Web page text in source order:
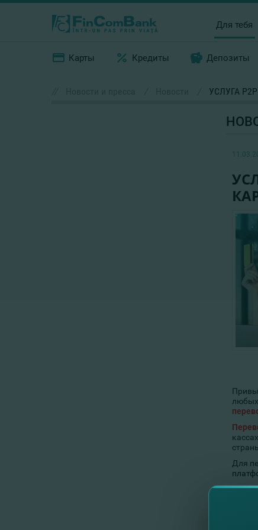
Для тебя
Карты Кредиты Депозиты
УСЛУГА
любых
Для